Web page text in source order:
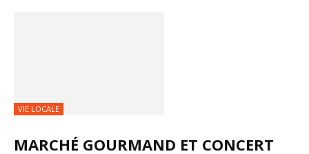
VIE LOCALE
MARCHÉ GOURMAND ET CONCERT